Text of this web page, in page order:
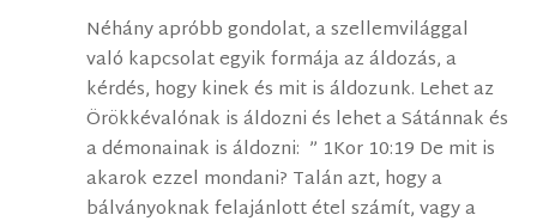
Néhány apróbb gondolat, a szellemvilággal
való kapcsolat egyik formája az áldozás, a
kérdés, hogy kinek és mit is áldozunk. Lehet az
Örökkévalónak is áldozni és lehet a Sátánnak és
a démonainak is áldozni: ” 1Kor 10:19 De mit is
akarok ezzel mondani? Talán azt, hogy a
bálványoknak felajánlott étel számít, vagy a